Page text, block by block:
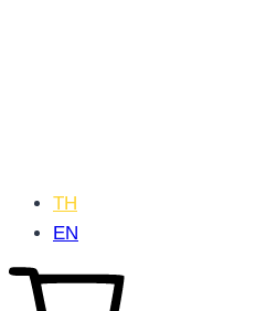
TH
EN